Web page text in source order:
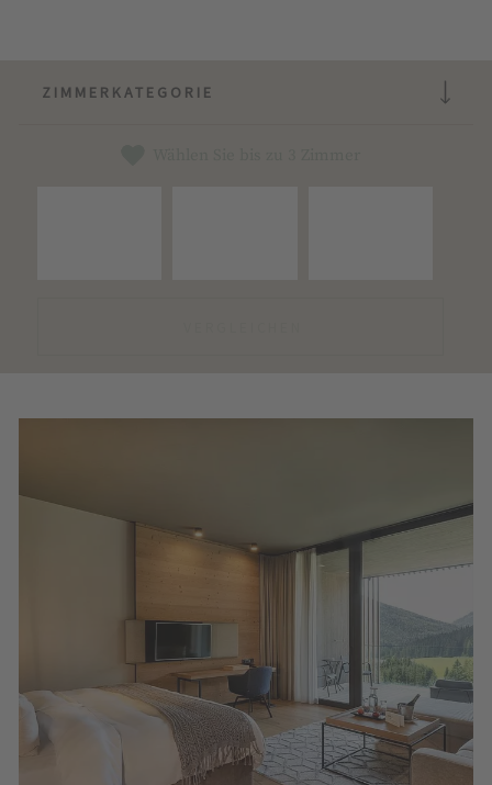
ZIMMERKATEGORIE